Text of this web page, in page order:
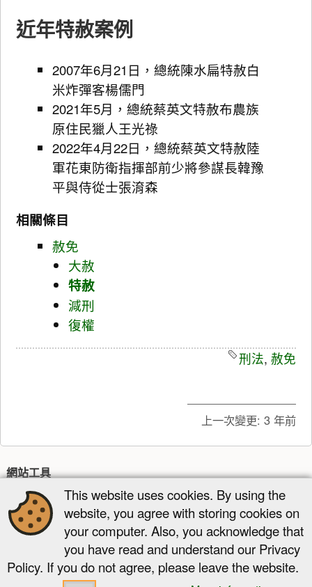
近年特赦案例
2007年6月21日，總統陳水扁特赦白
米炸彈客楊儒門
2021年5月，總統蔡英文特赦布農族
原住民獵人王光祿
2022年4月22日，總統蔡英文特赦陸
軍花東防衛指揮部前少將參謀長韓豫
平與侍從士張淯森
相關條目
赦免
大赦
特赦
減刑
復權
刑法, 赦免
上一次變更: 3 年前
網站工具
最近更新 多媒體管理器 網站地圖
頁面工具
舊版 反向連結 回到頁頂
This website uses cookies. By using the
website, you agree with storing cookies on
your computer. Also, you acknowledge that
you have read and understand our Privacy
Policy. If you do not agree, please leave the website.